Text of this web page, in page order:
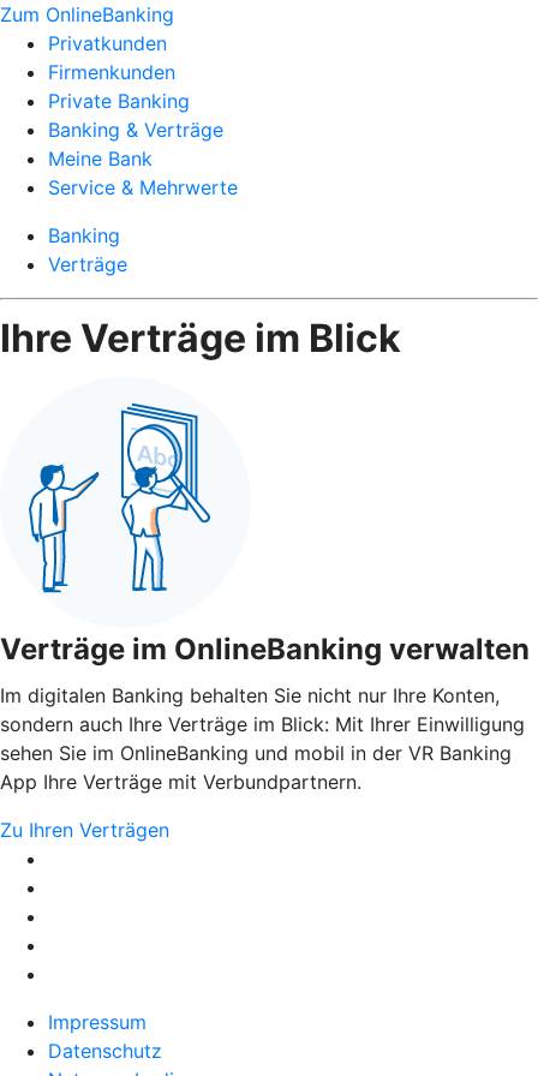
Zum OnlineBanking
Privatkunden
Firmenkunden
Private Banking
Banking & Verträge
Meine Bank
Service & Mehrwerte
Banking
Verträge
Ihre Verträge im Blick
Verträge im OnlineBanking verwalten
Im digitalen Banking behalten Sie nicht nur Ihre Konten,
sondern auch Ihre Verträge im Blick: Mit Ihrer Einwilligung
sehen Sie im OnlineBanking und mobil in der VR Banking
App Ihre Verträge mit Verbundpartnern.
Zu Ihren Verträgen
Impressum
Datenschutz